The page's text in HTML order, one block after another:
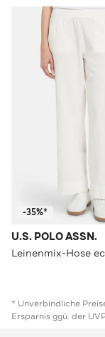
-35%*
U.S. POLO ASSN.
Leinenmix-Hose
* Unverbindliche
Ersparnis ggü. der